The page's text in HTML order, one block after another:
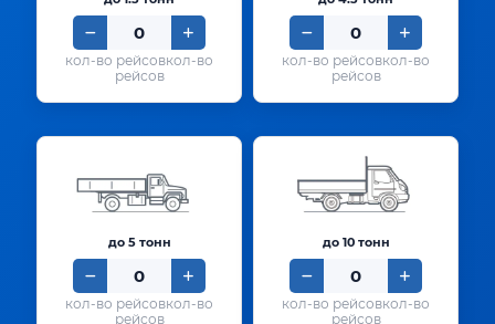
кол-во
рейсов
кол-во
рейсов
до 5 тонн
кол-во
рейсов
до 10 тонн
кол-во
рейсов